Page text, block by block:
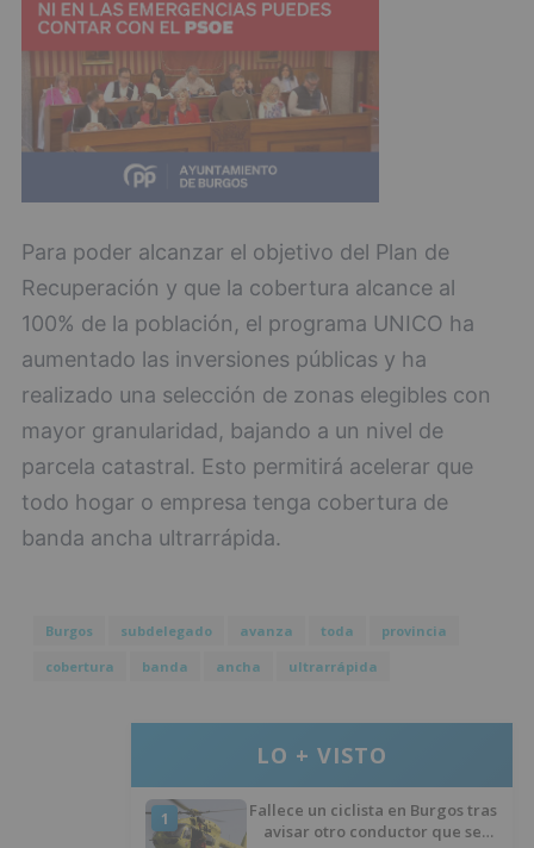
Para poder alcanzar el objetivo del Plan de
Recuperación y que la cobertura alcance al
100% de la población, el programa UNICO ha
aumentado las inversiones públicas y ha
realizado una selección de zonas elegibles con
mayor granularidad, bajando a un nivel de
parcela catastral. Esto permitirá acelerar que
todo hogar o empresa tenga cobertura de
banda ancha ultrarrápida.
Burgos subdelegado avanza toda
provincia
cobertura
banda ancha ultrarrápida
LO + VISTO
1
Fallece un ciclista en Burgos tras
avisar otro conductor que se